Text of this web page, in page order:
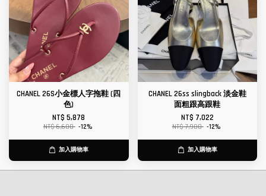
CHANEL 26S小金標人字拖鞋 (四
色)
NT$ 5,878
NT$ 6,680 -12%
加入購物車
CHANEL 26ss slingback 淡金鞋
面粗跟高跟鞋
NT$ 7,022
NT$ 7,980 -12%
加入購物車